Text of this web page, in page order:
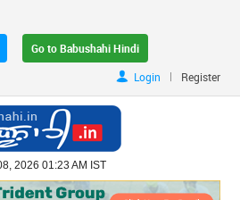
Go to Babushahi Hindi
Login
| Register
2026 01:23 AM IST